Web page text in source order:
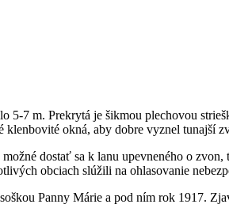
5-7 m. Prekrytá je šikmou plechovou
klenbovité okná, aby dobre vyznel tunajší
dostať sa k lanu upevneného o
obciach slúžili na ohlasovanie
Panny Márie a pod ním rok 1917.